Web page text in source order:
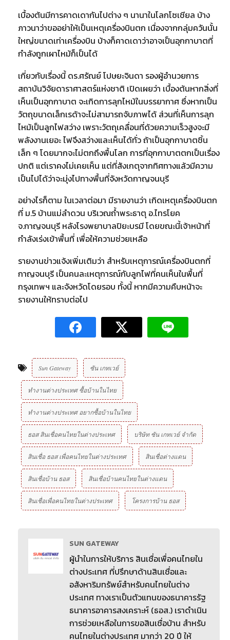
เบื้องต้นมีการคาดเดากันไปต่าง ๆ นานาในโลกโซเชียล บ้าง
ภาวนาว่าขออย่าให้เป็นเหตุเครื่องบินตก เนื่องจากกลุ่มควันนั้น
ใหญ่ขนาดเท่าเครื่องบิน บ้างก็คาดเดาว่าอาจเป็นอุกกาบาตที่
กำลังถูกเผาไหม้ก็เป็นได้
เกี่ยวกับเรื่องนี้ ดร.ศรัณย์ โปษยะจินดา รองผู้อำนวยการ
สถาบันวิจัยดาราศาสตร์แห่งชาติ เปิดเผยว่า เบื้องต้นหากสิ่งที่
เห็นเป็นอุกกาบาต จะเกิดการลุกไหม้ในบรรยากาศ ซึ่งหากเป็น
วัตถุขนาดเล็กเรด้าจะไม่สามารถจับภาพได้ ส่วนที่เห็นการลุก
ไหม้เป็นลูกไฟสว่าง เพราะวัตถุเคลื่อนที่ด้วยความเร็วสูงจะมี
พลังงานเยอะ ไฟจึงสว่างและเห็นได้ทั่ว ถ้าเป็นอุกกาบาตชิ้น
เล็ก ๆ โดยมากจะไม่ตกถึงพื้นโลก การที่อุกกาบาตตกเป็นเรื่อง
ปกติ แต่เราคงไม่เคยเห็น แต่ที่สังเกตุจากทิศทางแล้วมีความ
เป็นไปได้ว่าจะมุ่งไปทางพื้นที่จังหวัดกาญจนบุรี
อย่างไรก็ตาม ในเวลาต่อมา มีรายงานว่า เกิดเหตุเครื่องบินตก
ที่ ม.5 บ้านแม่ลำดวน บริเวณถ้ำพระธาตุ อ.ไทรโยค
จ.กาญจนบุรี หลังโรงพยาบาลปิยะบรมี โดยขณะนี้เจ้าหน้าที่
กำลังเร่งเข้าพื้นที่ เพื่อให้ความช่วยเหลือ
รายงานข่าวแจ้งเพิ่มเติมว่า สำหรับเหตุการณ์เครื่องบินตกที่
กาญจนบุรี เป็นคนละเหตุการณ์กับลูกไฟที่คนเห็นในพื้นที่
กรุงเทพฯ และจังหวัดโดยรอบ ทั้งนี้ หากมีความคืบหน้าจะ
รายงานให้ทราบต่อไป
Sun Gateway ซัน เกทเวย์
ทำงานต่างประเทศ ซื้อบ้านในไทย
ทำงานต่างประเทศ อยากซื้อบ้านในไทย
ธอส สินเชื่อคนไทยในต่างประเทศ บริษัท ซัน เกทเวย์ จํากัด
สินเชื่อ ธอส เพื่อคนไทยในต่างประเทศ สินเชื่อต่างแดน
สินเชื่อบ้าน ธอส สินเชื่อบ้านคนไทยในต่างแดน
สินเชื่อเพื่อคนไทยในต่างประเทศ โครงการบ้าน ธอส
SUN GATEWAY
ผู้นำในการให้บริการ สินเชื่อเพื่อคนไทยใน
ต่างประเทศ ที่ปรึกษาด้านสินเชื่อและ
อสังหาริมทรัพย์สำหรับคนไทยในต่าง
ประเทศ ทางเราเป็นตัวแทนของธนาคารรัฐ
ธนาคารอาคารสงเคราะห์ (ธอส.) เราดำเนิน
การช่วยเหลือในการขอสินเชื่อบ้าน สำหรับ
คนไทยในต่างประเทศ มากว่า 20 ปี ให้